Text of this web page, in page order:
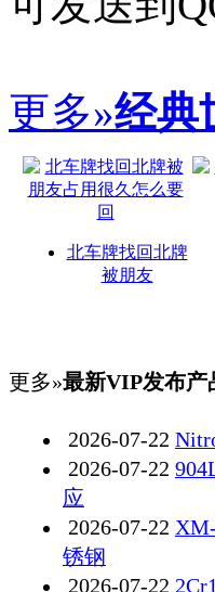
更多»经典
北车牌找回北牌
被朋友
更多»最新VIP发布产
2026-07-22
2026-07-22
应
2026-07-22
锈钢
2026-07-22